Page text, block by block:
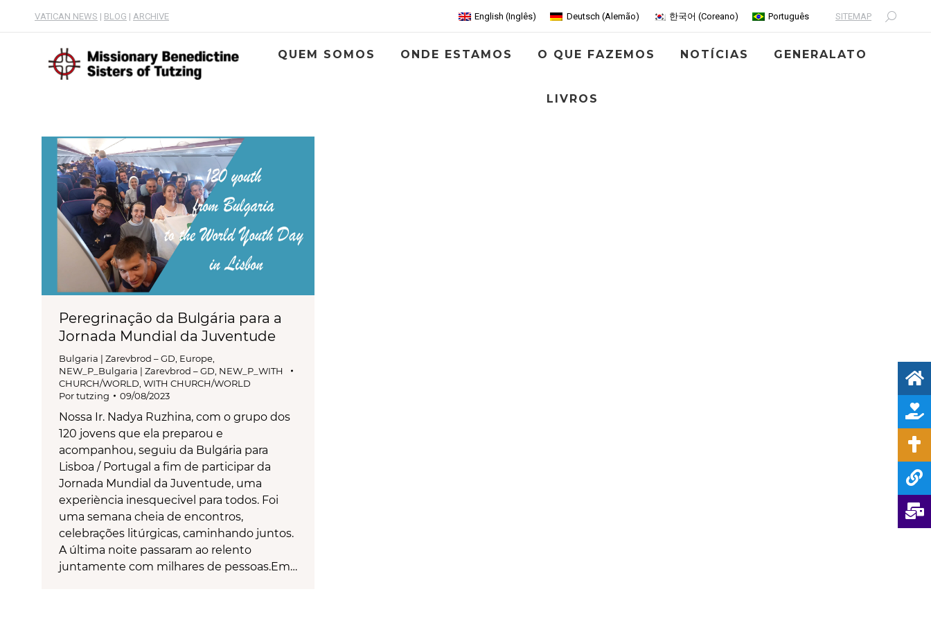
VATICAN NEWS | BLOG | ARCHIVE English (Inglês) Deutsch (Alemão) 한국어 (Coreano) Português SITEMAP Search:
QUEM SOMOS ONDE ESTAMOS O QUE FAZEMOS NOTÍCIAS GENERALATO
LIVROS
Peregrinação da Bulgária para a
Jornada Mundial da Juventude
Bulgaria | Zarevbrod – GD, Europe,
NEW_P_Bulgaria | Zarevbrod – GD, NEW_P_WITH
CHURCH/WORLD, WITH CHURCH/WORLD
Portutzing 09/08/2023
Nossa Ir. Nadya Ruzhina, com o grupo dos
120 jovens que ela preparou e
acompanhou, seguiu da Bulgária para
Lisboa / Portugal a fim de participar da
Jornada Mundial da Juventude, uma
experiència inesquecivel para todos. Foi
uma semana cheia de encontros,
celebrações litúrgicas, caminhando juntos.
A última noite passaram ao relento
juntamente com milhares de pessoas.Em…